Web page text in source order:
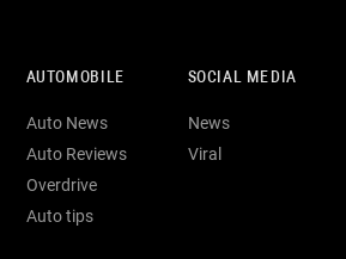
AUTOMOBILE
Auto News
Auto Reviews
Overdrive
Auto tips
SOCIAL MEDIA
News
Viral